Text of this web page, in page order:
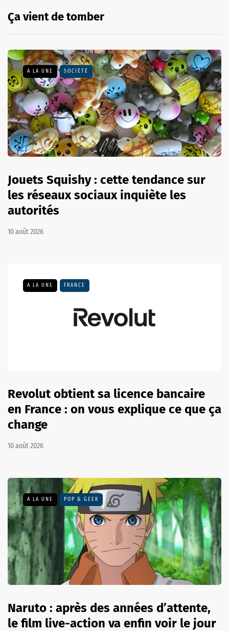
Ça vient de tomber
A LA UNE SOCIÉTÉ
Jouets Squishy : cette tendance sur
les réseaux sociaux inquiète les
autorités
10 août 2026
A LA UNE FRANCE
Revolut obtient sa licence bancaire
en France : on vous explique ce que ça
change
10 août 2026
A LA UNE POP & GEEK
Naruto : après des années d’attente,
le film live-action va enfin voir le jour